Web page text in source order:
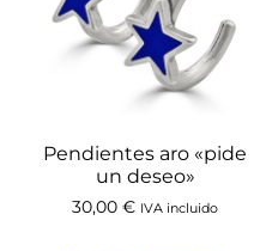
Pendientes aro «pide
un deseo»
30,00 € IVA incluido